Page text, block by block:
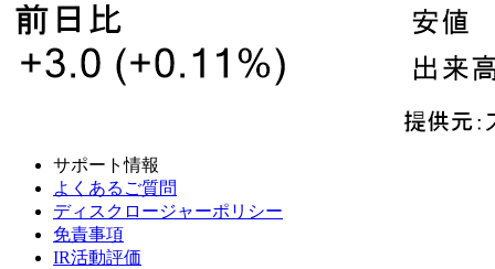
サポート情報
よくあるご質問
ディスクロージャーポリシー
免責事項
IR活動評価